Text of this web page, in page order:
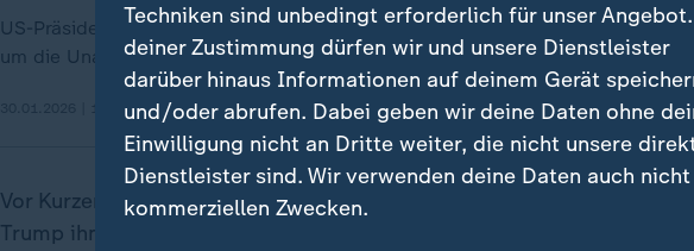
US-Präsident Trump drängt auf Zinssenkungen, die Notenbank hält
um die Unabhängigkeit der Fed. Was steckt dahinter? Warum ist das für uns
30.01.2026 | 10:01 min
Vor Kurzem teilte Powell mit, die US-Justiz drohe ihm mit
Trump ihm angeblichen "Betrug" bei der Renovierung des
Techniken sind unbedingt erforderlich für unser
deiner Zustimmung dürfen wir und unsere Dienstleister
darüber hinaus Informationen auf deinem Gerät
und/oder abrufen. Dabei geben wir deine Daten ohne
Einwilligung nicht an Dritte weiter, die nicht unsere
Dienstleister sind. Wir verwenden deine Daten auch nicht
kommerziellen Zwecken.